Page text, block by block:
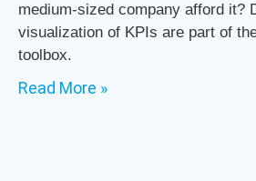
medium-sized company afford it?
visualization of KPIs are part of
toolbox.
Read More »